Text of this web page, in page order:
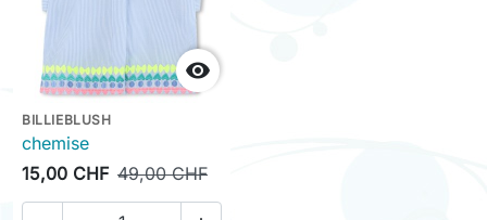

BILLIEBLUSH
chemise
15,00 CHF 49,00 CHF